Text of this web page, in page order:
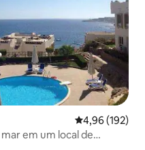
Classificação
4,96 (192)
em um local de